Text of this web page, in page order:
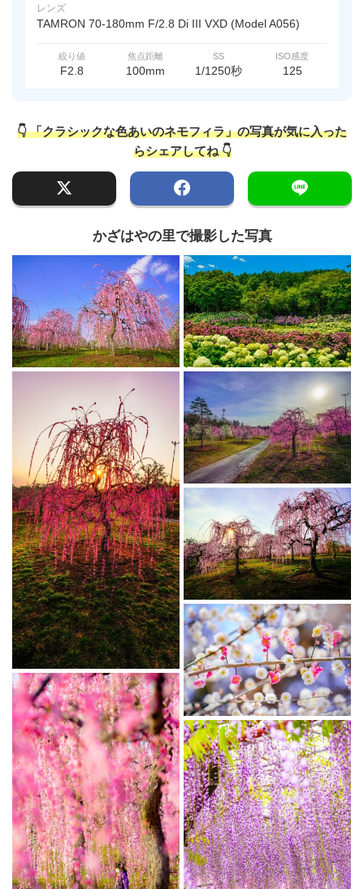
レンズ
TAMRON 70-180mm F/2.8 Di III VXD (Model A056)
絞り値
F2.8
焦点距離
100mm
SS
1/1250秒
ISO感度
125
👇 「クラシックな色あいのネモフィラ」の写真が気に入った
らシェアしてね 👇
かざはやの里で撮影した写真